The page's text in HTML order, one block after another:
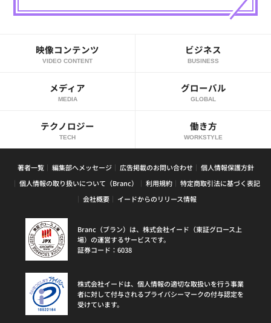
映像コンテンツ
VIDEO CONTENT
ビジネス
BUSINESS
メディア
MEDIA
グローバル
GLOBAL
テクノロジー
TECH
働き方
WORKSTYLE
著者一覧 編集部へメッセージ 広告掲載のお問い合わせ
個人情報保護方針
個人情報の取り扱いについて（Branc）
利用規約
特定商取引法に基づく表記
会社概要
イードからのリリース情報
Branc（ブラン）は、株式会社イード（東証グロース上
場）の運営するサービスです。
証券コード：6038
株式会社イードは、個人情報の適切な取扱いを行う事業
者に対して付与されるプライバシーマークの付与認定を
受けています。